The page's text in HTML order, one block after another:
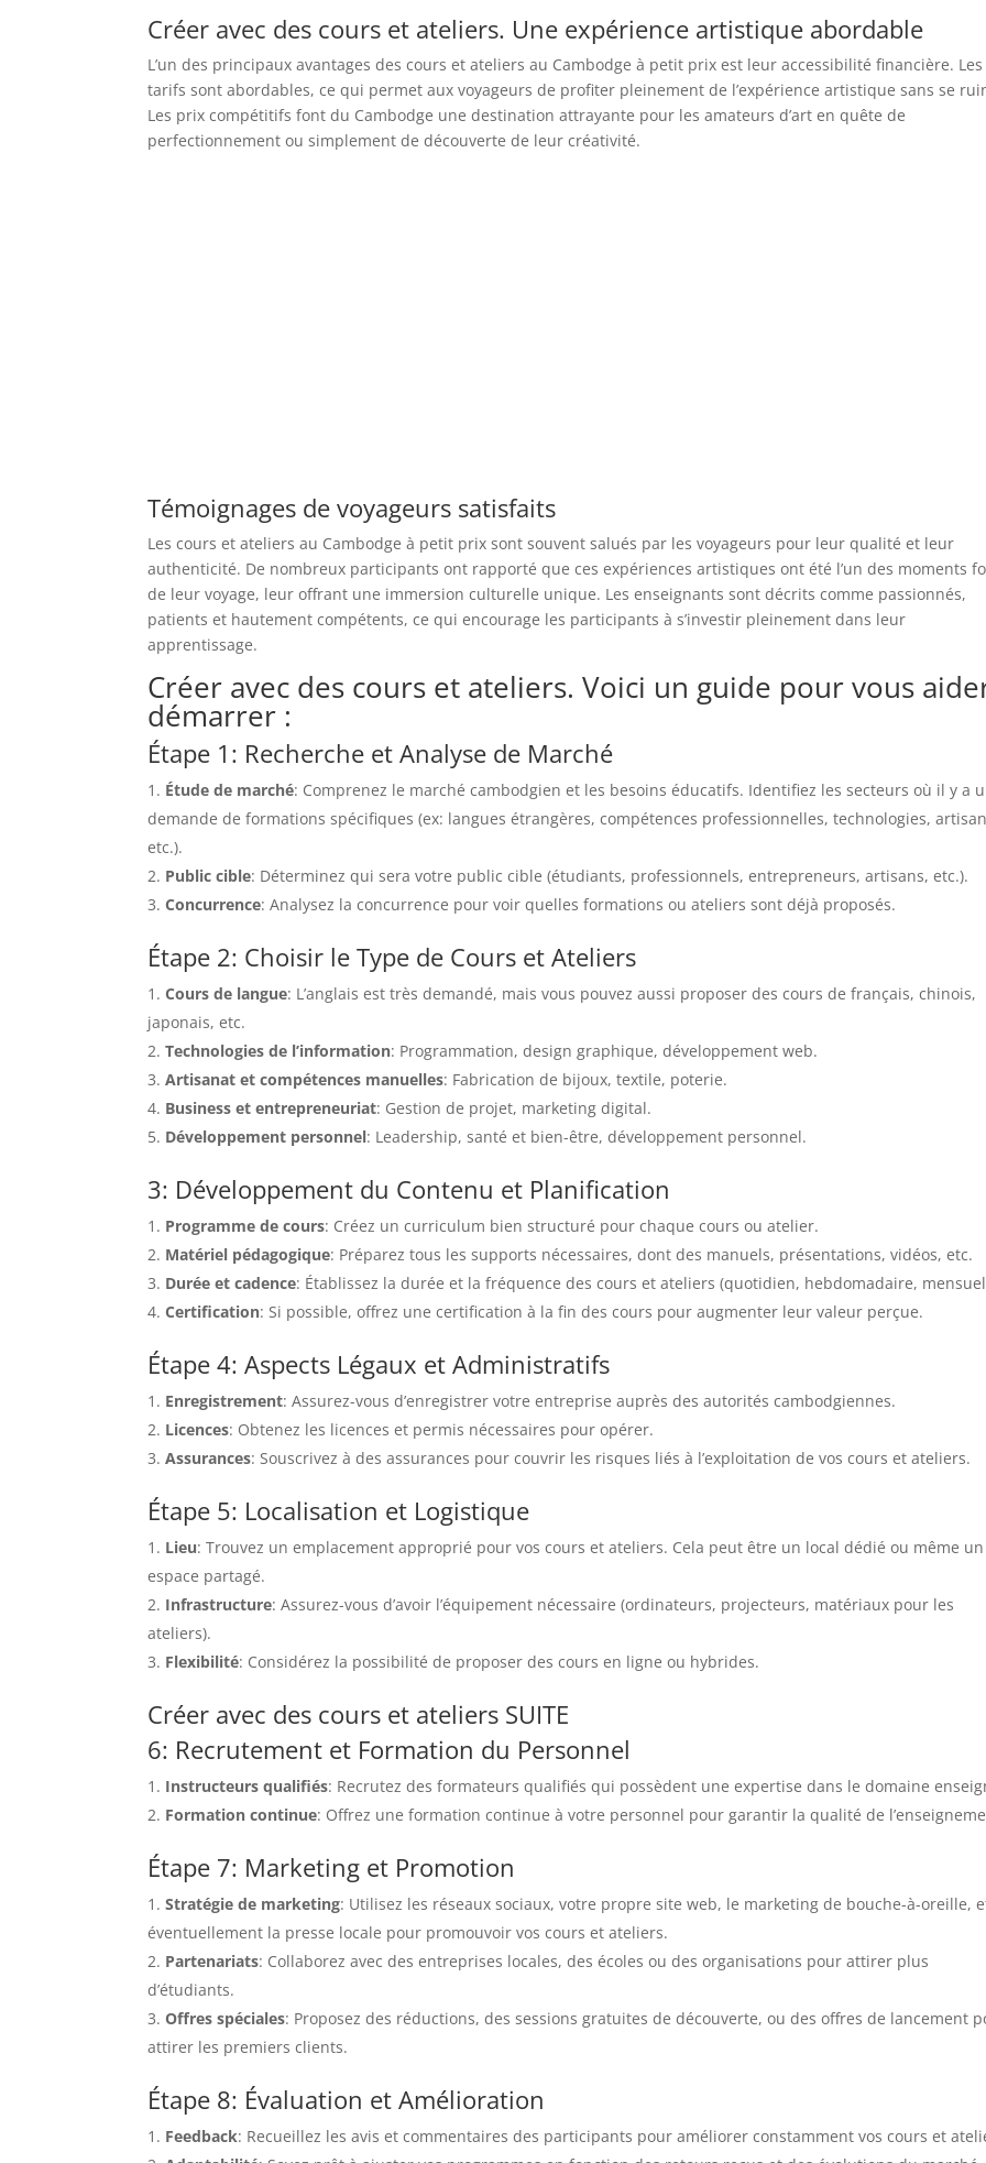
Créer avec des cours et ateliers. Une expérience artistique abordable
L’un des principaux avantages des cours et ateliers au Cambodge à petit prix est leur accessibilité financière. Les
tarifs sont abordables, ce qui permet aux voyageurs de profiter pleinement de l’expérience artistique sans se
Les prix compétitifs font du Cambodge une destination attrayante pour les amateurs d’art en quête de
perfectionnement ou simplement de découverte de leur créativité.
Témoignages de voyageurs satisfaits
Les cours et ateliers au Cambodge à petit prix sont souvent salués par les voyageurs pour leur qualité et leur
authenticité. De nombreux participants ont rapporté que ces expériences artistiques ont été l’un des moments
de leur voyage, leur offrant une immersion culturelle unique. Les enseignants sont décrits comme passionnés,
patients et hautement compétents, ce qui encourage les participants à s’investir pleinement dans leur
apprentissage.
Créer avec des cours et ateliers. Voici un guide pour vous
démarrer :
Étape 1: Recherche et Analyse de Marché
Étude de marché: Comprenez le marché cambodgien et les besoins éducatifs. Identifiez les secteurs où il y a
demande de formations spécifiques (ex: langues étrangères, compétences professionnelles, technologies,
etc.).
Public cible: Déterminez qui sera votre public cible (étudiants, professionnels, entrepreneurs, artisans, etc.).
Concurrence: Analysez la concurrence pour voir quelles formations ou ateliers sont déjà proposés.
Étape 2: Choisir le Type de Cours et Ateliers
Cours de langue: L’anglais est très demandé, mais vous pouvez aussi proposer des cours de français, chinois,
japonais, etc.
Technologies de l’information: Programmation, design graphique, développement web.
Artisanat et compétences manuelles: Fabrication de bijoux, textile, poterie.
Business et entrepreneuriat: Gestion de projet, marketing digital.
Développement personnel: Leadership, santé et bien-être, développement personnel.
3: Développement du Contenu et Planification
Programme de cours: Créez un curriculum bien structuré pour chaque cours ou atelier.
Matériel pédagogique: Préparez tous les supports nécessaires, dont des manuels, présentations, vidéos, etc.
Durée et cadence: Établissez la durée et la fréquence des cours et ateliers (quotidien, hebdomadaire,
Certification: Si possible, offrez une certification à la fin des cours pour augmenter leur valeur perçue.
Étape 4: Aspects Légaux et Administratifs
Enregistrement: Assurez-vous d’enregistrer votre entreprise auprès des autorités cambodgiennes.
Licences: Obtenez les licences et permis nécessaires pour opérer.
Assurances: Souscrivez à des assurances pour couvrir les risques liés à l’exploitation de vos cours et ateliers.
Étape 5: Localisation et Logistique
Lieu: Trouvez un emplacement approprié pour vos cours et ateliers. Cela peut être un local dédié ou même un
espace partagé.
Infrastructure: Assurez-vous d’avoir l’équipement nécessaire (ordinateurs, projecteurs, matériaux pour les
ateliers).
Flexibilité: Considérez la possibilité de proposer des cours en ligne ou hybrides.
Créer avec des cours et ateliers SUITE
6: Recrutement et Formation du Personnel
Instructeurs qualifiés: Recrutez des formateurs qualifiés qui possèdent une expertise dans le domaine
Formation continue: Offrez une formation continue à votre personnel pour garantir la qualité de
Étape 7: Marketing et Promotion
Stratégie de marketing: Utilisez les réseaux sociaux, votre propre site web, le marketing de bouche-à-oreille,
éventuellement la presse locale pour promouvoir vos cours et ateliers.
Partenariats: Collaborez avec des entreprises locales, des écoles ou des organisations pour attirer plus
d’étudiants.
Offres spéciales: Proposez des réductions, des sessions gratuites de découverte, ou des offres de lancement
attirer les premiers clients.
Étape 8: Évaluation et Amélioration
Feedback: Recueillez les avis et commentaires des participants pour améliorer constamment vos cours et